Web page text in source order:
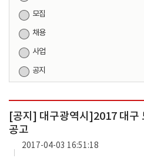
모집
채용
사업
공지
[공지] 대구광역시]2017 대구
공고
2017-04-03 16:51:18